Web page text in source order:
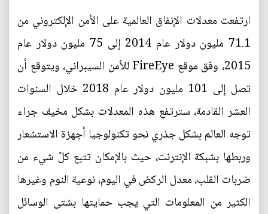
ارتفعت معدلات الإنفاق العالمية على الأمن الإلكتروني من
71.1 مليون دولار عام 2014 إلى 75 مليون دولار عام
2015، وفق موقع FireEye للأمن السيبراني، ويتوقع أن
تصل إلى 101 مليون دولار عام 2018 خلال السنوات
العشر القادمة، سترتفع هذه المعدلات بشكل مخيف جراء
توجه العالم بشكل جذري نحو تكنولوجيا أجهزة الاستشعار
وربطها بشبكة الإنترنت، حيث بالإمكان تتبع كلّ شيء من
ضربات القلب، معدل الركض في اليوم، نوعية النوم وغيرها
الكثير من المعلومات التي يجب حمايتها بشتى الوسائل